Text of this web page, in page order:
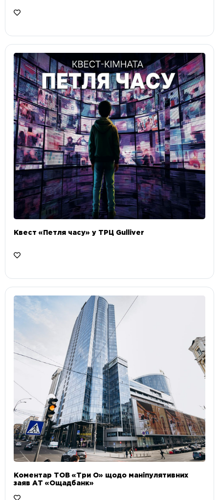
Квест «Петля часу» у ТРЦ Gulliver
Коментар ТОВ «Три О» щодо маніпулятивних
заяв АТ «Ощадбанк»